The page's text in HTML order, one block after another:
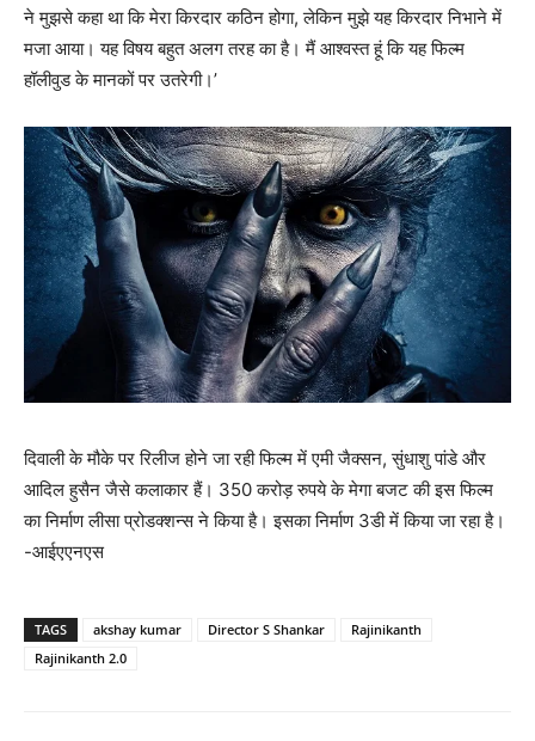
ने मुझसे कहा था कि मेरा किरदार कठिन होगा, लेकिन मुझे यह किरदार निभाने में
मजा आया। यह विषय बहुत अलग तरह का है। मैं आश्वस्त हूं कि यह फिल्म
हॉलीवुड के मानकों पर उतरेगी।’
दिवाली के मौके पर रिलीज होने जा रही फिल्म में एमी जैक्सन, सुंधाशु पांडे और
आदिल हुसैन जैसे कलाकार हैं। 350 करोड़ रुपये के मेगा बजट की इस फिल्म
का निर्माण लीसा प्रोडक्शन्स ने किया है। इसका निर्माण 3डी में किया जा रहा है।
-आईएएनएस
TAGS akshay kumar Director S Shankar
Rajinikanth
Rajinikanth 2.0